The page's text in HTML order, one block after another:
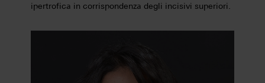
ipertrofica in corrispondenza degli incisivi superiori.